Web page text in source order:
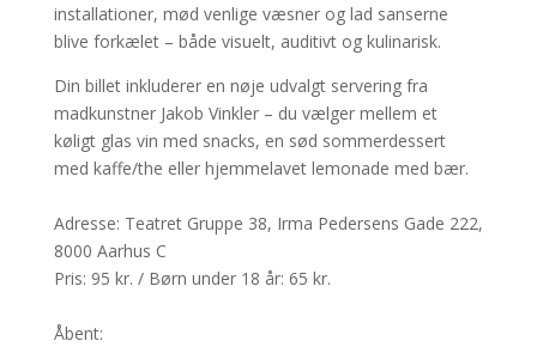
installationer, mød venlige væsner og lad sanserne
blive forkælet – både visuelt, auditivt og kulinarisk.
Din billet inkluderer en nøje udvalgt servering fra
madkunstner Jakob Vinkler – du vælger mellem et
køligt glas vin med snacks, en sød sommerdessert
med kaffe/the eller hjemmelavet lemonade med bær.
Adresse: Teatret Gruppe 38, Irma Pedersens Gade 222,
8000 Aarhus C
Pris: 95 kr. / Børn under 18 år: 65 kr.
Åbent: